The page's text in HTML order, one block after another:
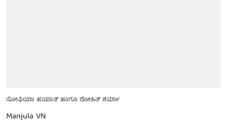
ಸೋಫಿಯಾ ಹಯಾತ್ ಹಾಗೂ ರೋಹಿತ್ ಶರ್ಮಾ
Manjula VN